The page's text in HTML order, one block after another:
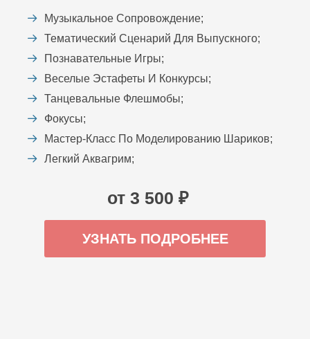
Музыкальное Сопровождение;
Тематический Сценарий Для Выпускного;
Познавательные Игры;
Веселые Эстафеты И Конкурсы;
Танцевальные Флешмобы;
Фокусы;
Мастер-Класс По Моделированию Шариков;
Легкий Аквагрим;
от 3 500 ₽
УЗНАТЬ ПОДРОБНЕЕ